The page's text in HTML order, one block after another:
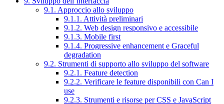
9.1. Approccio allo sviluppo
9.1.1. Attività preliminari
9.1.2. Web design responsivo e accessibile
9.1.3. Mobile first
9.1.4. Progressive enhancement e Graceful
degradation
9.2. Strumenti di supporto allo sviluppo del software
9.2.1. Feature detection
9.2.2. Verificare le feature disponibili con Can I
use
9.2.3. Strumenti e risorse per CSS e JavaScript